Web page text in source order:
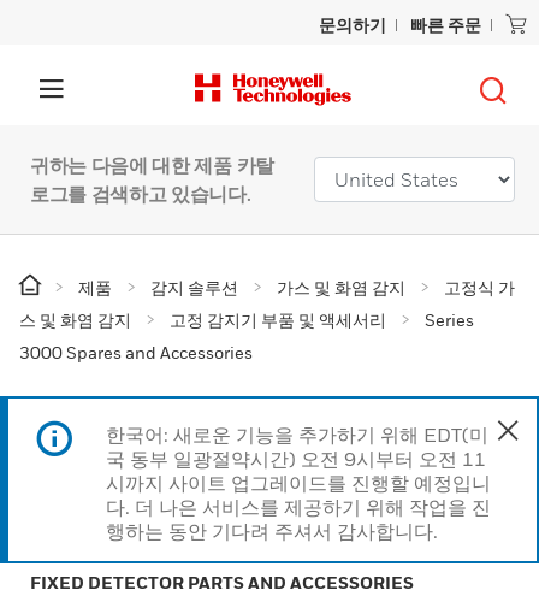
문의하기 빠른 주문
귀하는 다음에 대한 제품 카탈
로그를 검색하고 있습니다.
제품 감지 솔루션 가스 및 화염 감지
고정식 가
스 및 화염 감지
고정 감지기 부품 및 액세서리
Series
3000 Spares and Accessories
한국어: 새로운 기능을 추가하기 위해 EDT(미
국 동부 일광절약시간) 오전 9시부터 오전 11
시까지 사이트 업그레이드를 진행할 예정입니
다. 더 나은 서비스를 제공하기 위해 작업을 진
행하는 동안 기다려 주셔서 감사합니다.
FIXED DETECTOR PARTS AND ACCESSORIES